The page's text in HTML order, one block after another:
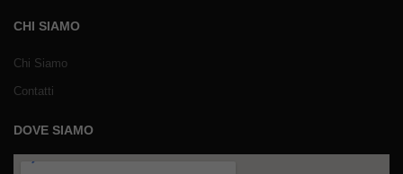
CHI SIAMO
Chi Siamo
Contatti
DOVE SIAMO